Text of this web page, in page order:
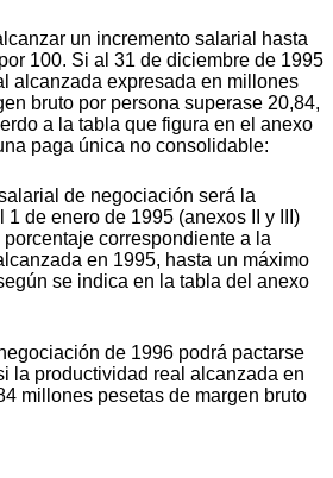
un incremento salarial hasta
100. Si al 31 de diciembre de 1995
alcanzada expresada en millones
bruto por persona superase 20,84,
a la tabla que figura en el anexo
paga única no consolidable:
de negociación será la
1 de enero de 1995 (anexos II y III)
correspondiente a la
en 1995, hasta un máximo
se indica en la tabla del anexo
de 1996 podrá pactarse
la productividad real alcanzada en
millones pesetas de margen bruto